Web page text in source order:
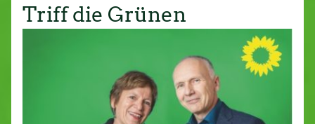
Triff die Grünen